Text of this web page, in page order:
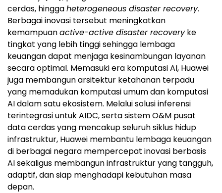
cerdas, hinggaheterogeneous disaster recovery.
Berbagai inovasi tersebut meningkatkan
kemampuanactive-active disaster recoveryke
tingkat yang lebih tinggi sehingga lembaga
keuangan dapat menjaga kesinambungan layanan
secara optimal. Memasuki era komputasi AI, Huawei
juga membangun arsitektur ketahanan terpadu
yang memadukan komputasi umum dan komputasi
AI dalam satu ekosistem. Melalui solusi inferensi
terintegrasi untuk AIDC, serta sistem O&M pusat
data cerdas yang mencakup seluruh siklus hidup
infrastruktur, Huawei membantu lembaga keuangan
di berbagai negara mempercepat inovasi berbasis
AI sekaligus membangun infrastruktur yang tangguh,
adaptif, dan siap menghadapi kebutuhan masa
depan.